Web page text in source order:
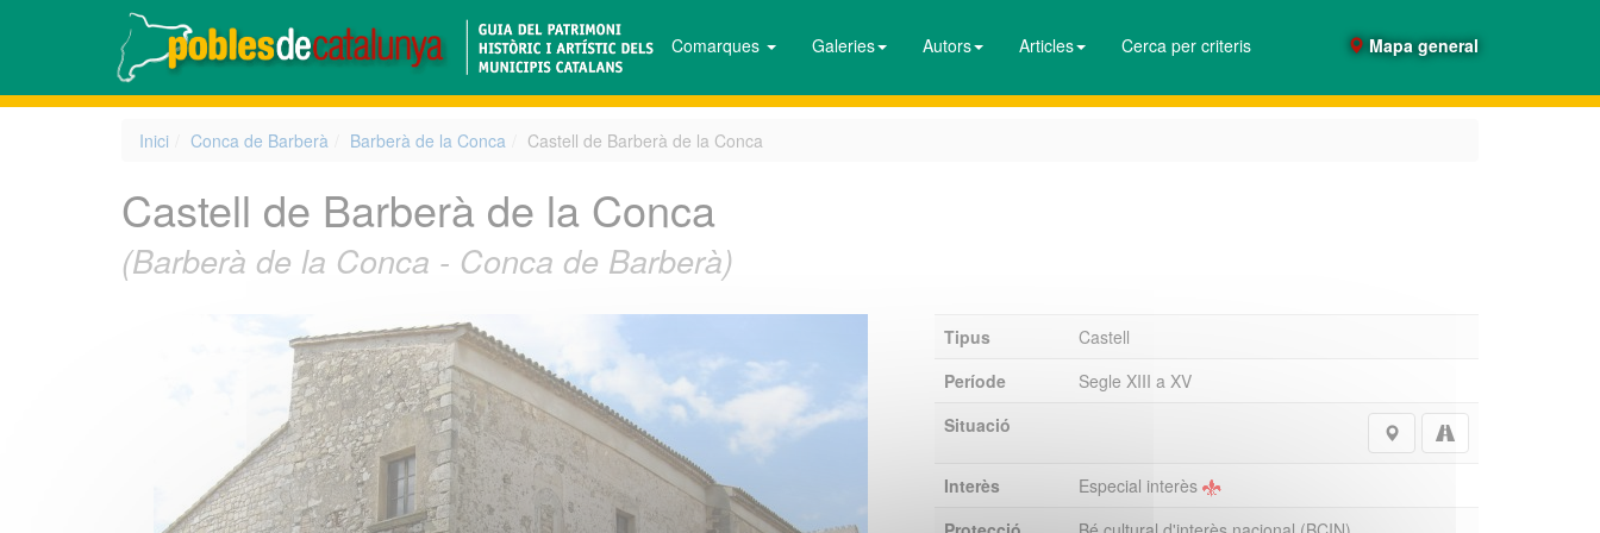
Comarques Galeries Autors Articles Cerca per criteris Mapa general
Inici Conca de Barberà Barberà de la Conca Castell de Barberà de la Conca
Castell de Barberà de la Conca
(Barberà de la Conca - Conca de Barberà)
Tipus
Castell
Període
Segle XIII a XV
Situació
Interès
Especial interès